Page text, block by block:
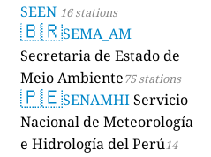
SEEN 16 stations
🇧🇷SEMA_AM
Secretaria de Estado de
Meio Ambiente75 stations
🇵🇪SENAMHIServicio
Nacional de Meteorología
e Hidrología del Perú14